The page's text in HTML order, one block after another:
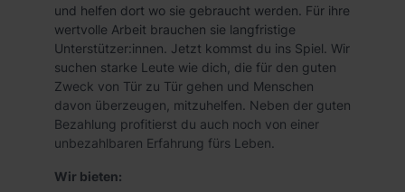
und helfen dort wo sie gebraucht werden. Für ihre
wertvolle Arbeit brauchen sie langfristige
Unterstützer:innen. Jetzt kommst du ins Spiel. Wir
suchen starke Leute wie dich, die für den guten
Zweck von Tür zu Tür gehen und Menschen
davon überzeugen, mitzuhelfen. Neben der guten
Bezahlung profitierst du auch noch von einer
unbezahlbaren Erfahrung fürs Leben.
Wir bieten: